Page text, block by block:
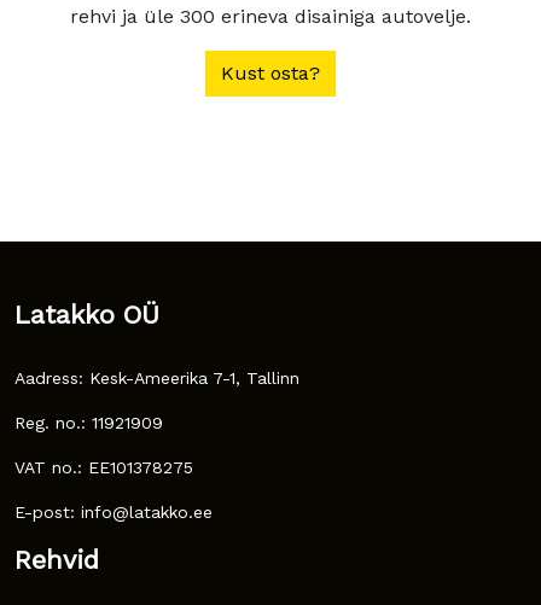
rehvi ja üle 300 erineva disainiga autovelje.
Kust osta?
Latakko OÜ
Aadress: Kesk-Ameerika 7-1, Tallinn
Reg. no.: 11921909
VAT no.: EE101378275
E-post: info@latakko.ee
Rehvid